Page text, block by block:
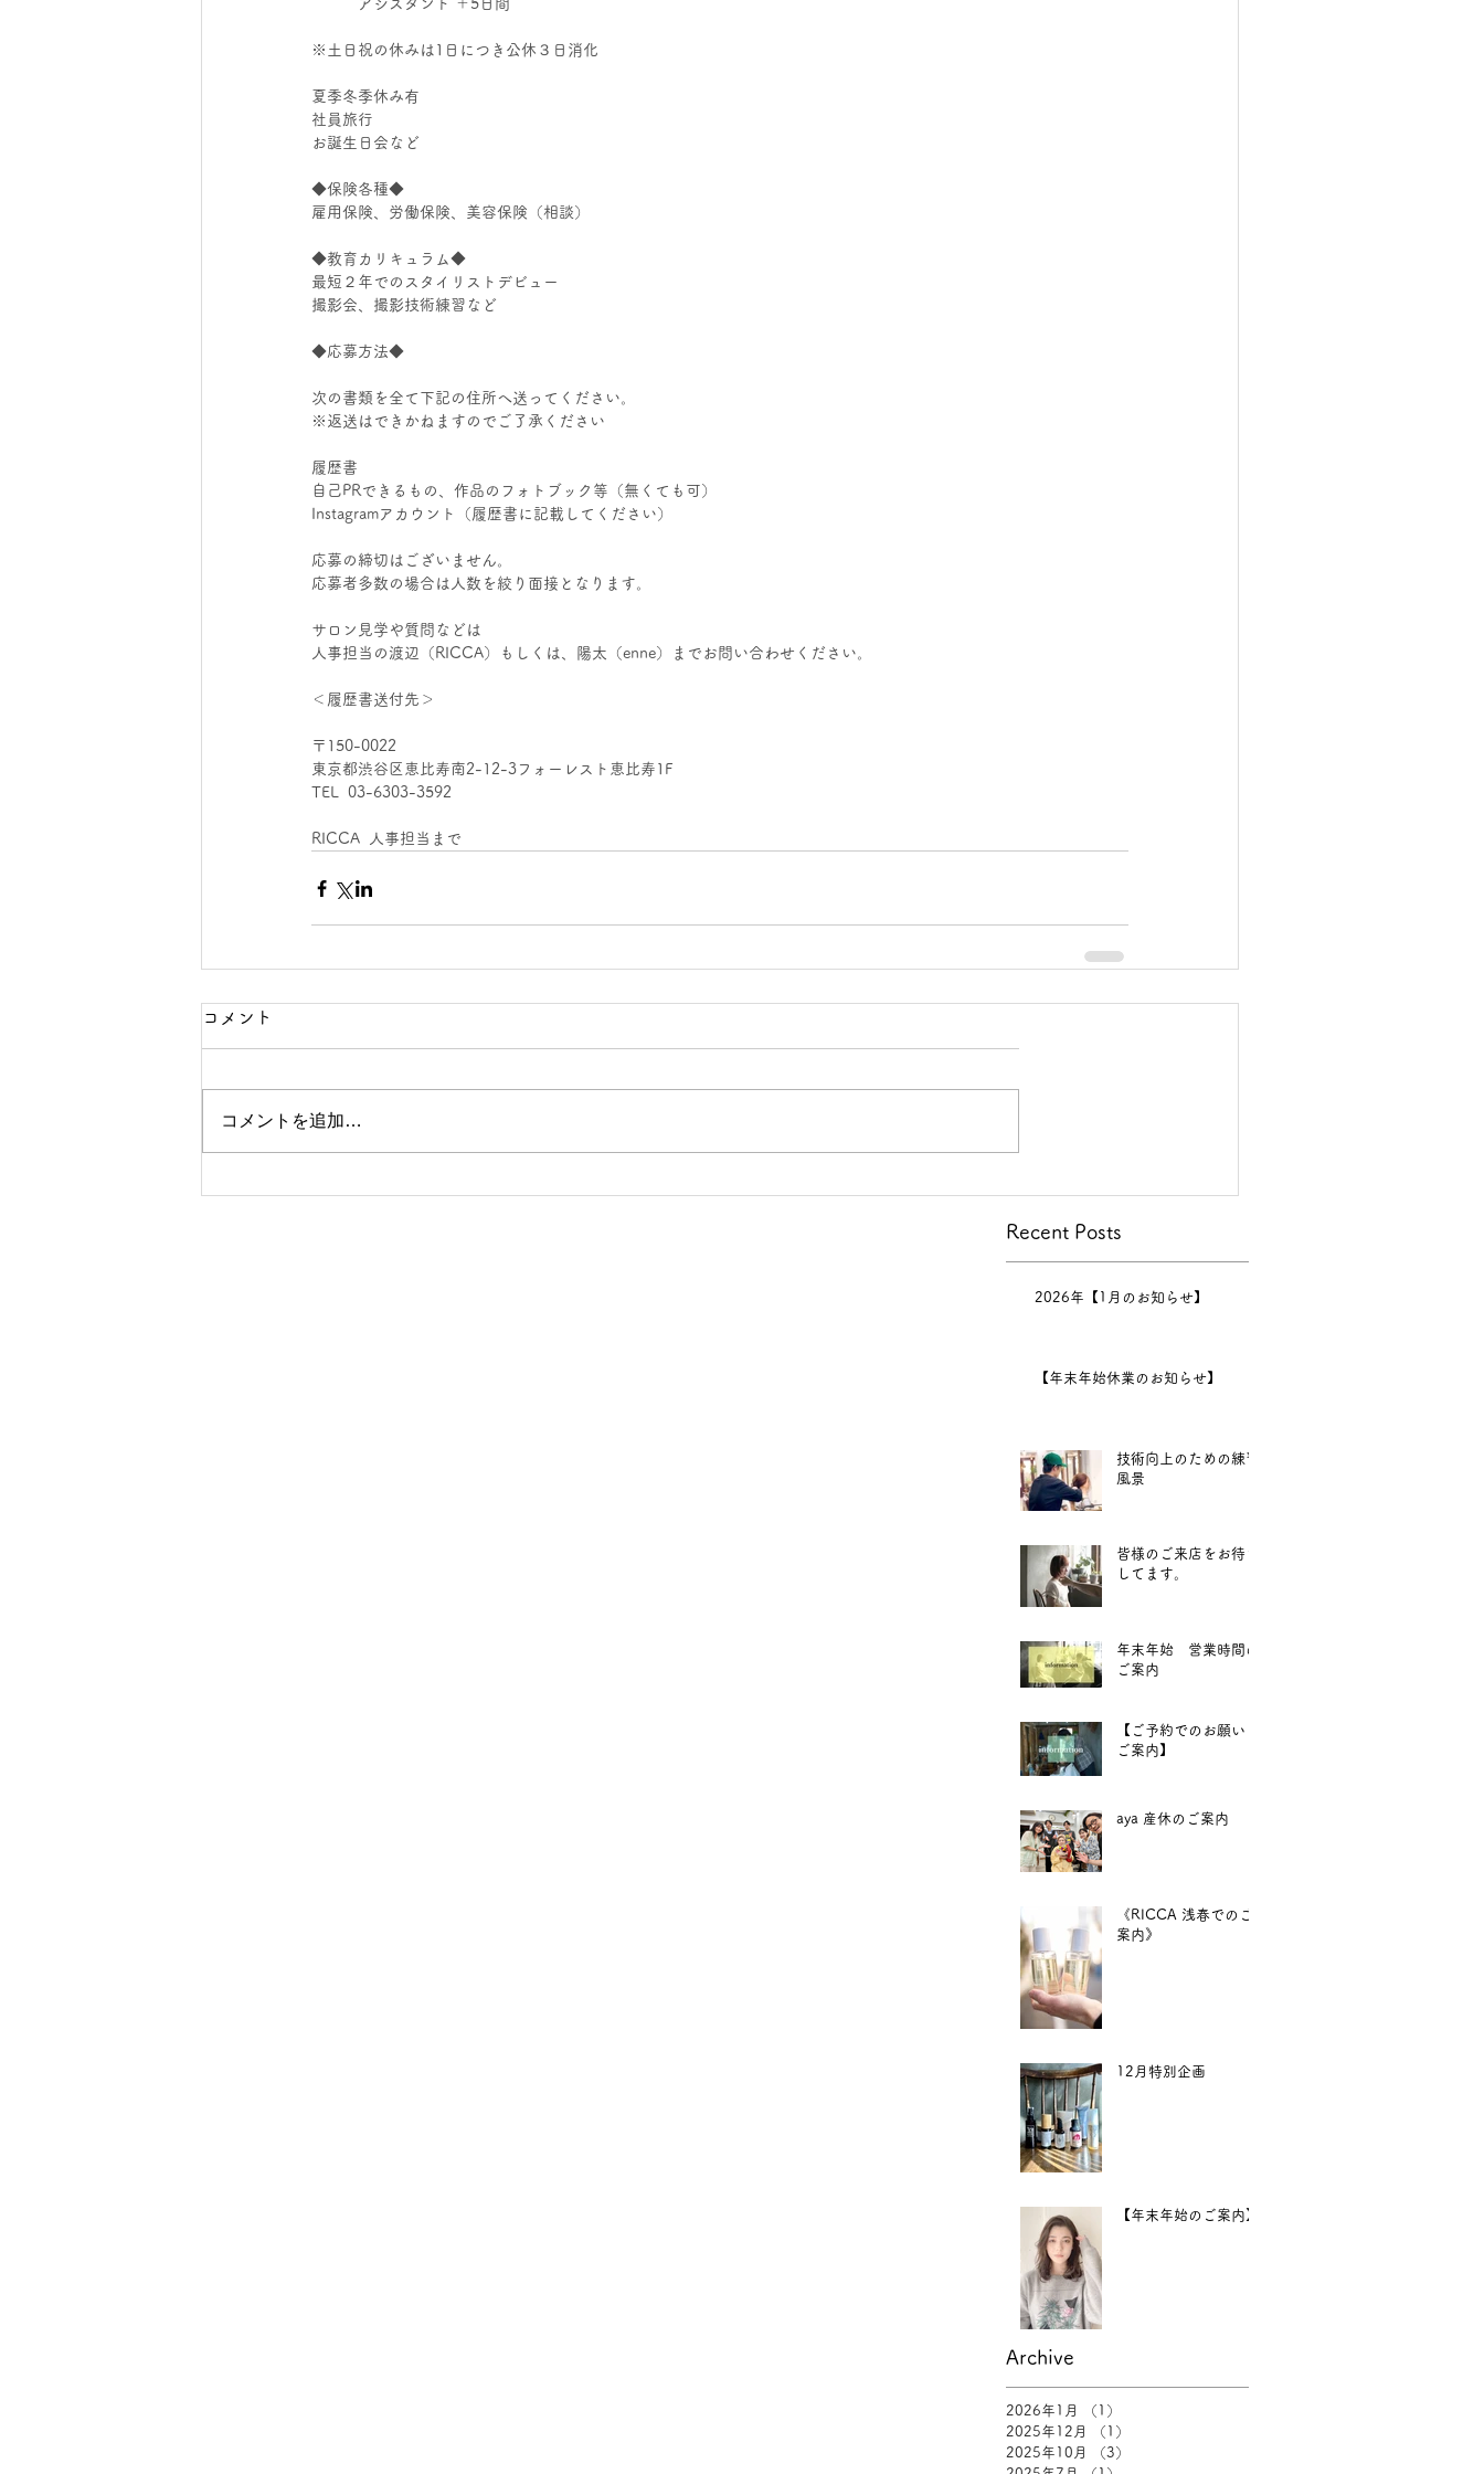
アシスタント ＋5日間
※土日祝の休みは1日につき公休３日消化
夏季冬季休み有
社員旅行
お誕生日会など
◆保険各種◆
雇用保険、労働保険、美容保険（相談）
◆教育カリキュラム◆
最短２年でのスタイリストデビュー
撮影会、撮影技術練習など
◆応募方法◆
次の書類を全て下記の住所へ送ってください。
※返送はできかねますのでご了承ください
履歴書
自己PRできるもの、作品のフォトブック等（無くても可）
Instagramアカウント（履歴書に記載してください）
応募の締切はございません。
応募者多数の場合は人数を絞り面接となります。
サロン見学や質問などは
人事担当の渡辺（RICCA）もしくは、陽太（enne）までお問い合わせください。
＜履歴書送付先＞
〒150-0022
東京都渋谷区恵比寿南2-12-3フォーレスト恵比寿1F
TEL  03-6303-3592
RICCA  人事担当まで
コメント
コメントを追加…
Recent Posts
2026年【1月のお知らせ】
【年末年始休業のお知らせ】
技術向上のための練習
風景
皆様のご来店をお待ち
してます。
年末年始 営業時間の
ご案内
【ご予約でのお願いと
ご案内】
aya 産休のご案内
《RICCA 浅春でのご
案内》
12月特別企画
【年末年始のご案内】
Archive
2026年1月 （1）
2025年12月
（1）
2025年10月
（3）